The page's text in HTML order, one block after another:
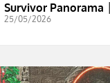
Survivor Panorama
25/05/2026